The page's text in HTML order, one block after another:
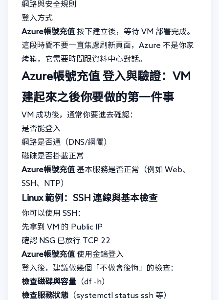
網路與安全規則
登入方式
Azure帳號充值 按下建立後，等待 VM 部署完成。
這段時間不要一直焦慮刷新頁面，Azure 不是你家
烤箱，它需要時間跟資料中心對話。
Azure帳號充值 登入與驗證：VM
建起來之後你要做的第一件事
VM 成功後，通常你要進去確認：
是否能登入
網路是否通（DNS/網關）
磁碟是否掛載正常
Azure帳號充值 基本服務是否正常（例如 Web、
SSH、NTP）
Linux 範例：SSH 連線與基本檢查
你可以使用 SSH：
先拿到 VM 的 Public IP
確認 NSG 已放行 TCP 22
Azure帳號充值 使用金鑰登入
登入後，建議做幾個「不做會後悔」的檢查：
檢查磁碟與容量 （df -h）
檢查服務狀態 （systemctl status ssh 等）